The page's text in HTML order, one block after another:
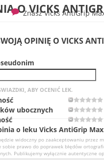
OVICKS
Znasz Vicks AntiGrip
OPINIĘ O VICKS
o leku Vicks AntiGrip
widoczny po zaakceptowaniu przez
sobie prawo do poprawek błędów
Publikujemy wyłącznie autentyczne
ABY OCENIĆ LEK.
ubocznych